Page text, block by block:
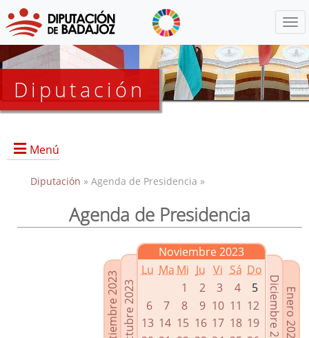
Diputación
Menú
Presidencia
Enlaces relacionados
Diputación » Agenda de Presidencia »
Agenda de Presidencia
Septiembre 2023Octubre 2023
Noviembre 2023
Lu Ma Mi Ju Vi Sá Do
1
2 3 4
5
6
7 8 9 10 11 12
13 14 15 16 17 18 19
Enero 2024
Diciembre 2023